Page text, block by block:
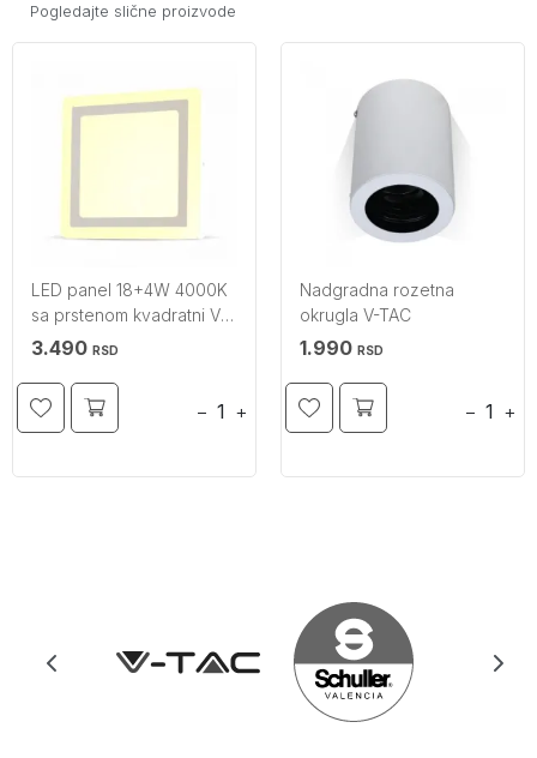
Pogledajte slične proizvode
LED panel 18+4W 4000K
sa prstenom kvadratni V-
TAC
3.490 RSD
− +
Nadgradna rozetna
okrugla V-TAC
1.990 RSD
− +